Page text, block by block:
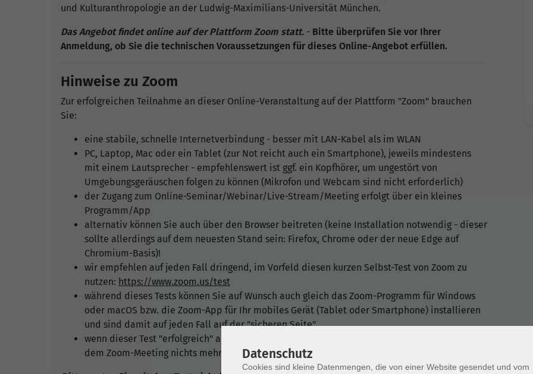
und Kulturanthropologie an der Ludwig-Maximilians-Universität München.
Das Angebot findet online auf der Plattform Zoom statt. - Bitte überprüfen Sie vor Ihrer
Anmeldung, ob Sie die technischen Voraussetzungen für dieses Online-Angebot erfüllen.
Hinweise zu Zoom
Zur erfolgreichen Teilnahme an dieser Online-Veranstaltung auf der Plattform "Zoom" brauchen
Sie:
eine stabile, schnelle Internetverbindung - besser mit LAN-Kabel als im WLAN
PC, Laptop, Mac oder ein Tablet (zur Not reicht auch ein Smartphone), jeweils mindestens
mit einem Lautsprecher - empfehlenswert ist ggf. ein Kopfhörer, um ungestört von
Umgebungsgeräuschen folgen zu können (Mikrofon und Webcam sind nicht erforderlich)
der Zugang zum Online-Seminar/Webinar/Live-Stream/Meeting erfolgt über ein kleines
Programm/App
alternativ können Sie auch über den Browser beitreten (keine Installation notwendig - dieser
sollte allerdings auf dem neuesten Stand sein: Firefox, Chrome oder der neue Edge auf
Chromium-Basis)!
wir empfehlen auf jeden Fall dringend, im Vorfeld diesen kurzen Selbst-Test von Zoom zu
nutzen: https://www.zoom.us/test
während dieses Tests können Sie auf Wunsch auch gleich das Zoom-Programm für Windows
oder macOS bzw. die Zoom-App für Ihr mobiles Gerät (Tablet oder Smartphone) installieren
und sind damit auf jeden Fall auf der "sicheren Seite".
wenn dieser Test "erfolgreich" abgeschlossen wurde, sollte einer erfolgreichen Teilnahme an
dem Zoom-Meeting nichts mehr im Wege stehen!
Datenschutz
Cookies sind kleine Datenmengen, die von einer Website gesendet und vom